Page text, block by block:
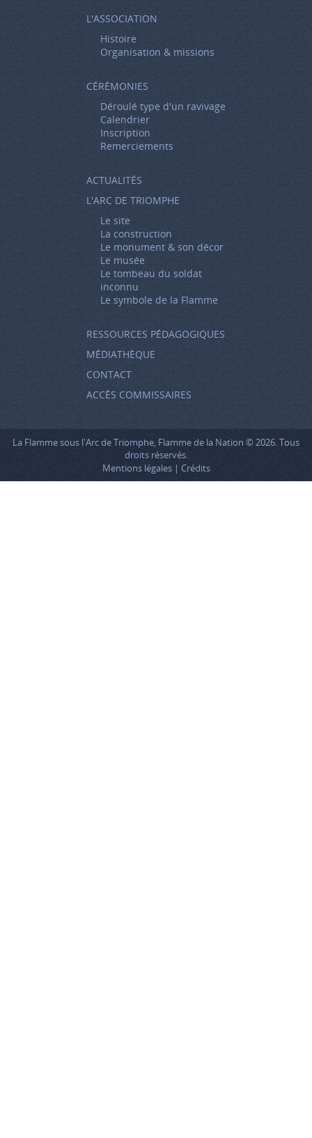
L'ASSOCIATION
Histoire
Organisation & missions
CÉRÉMONIES
Déroulé type d'un ravivage
Calendrier
Inscription
Remerciements
ACTUALITÉS
L'ARC DE TRIOMPHE
Le site
La construction
Le monument & son décor
Le musée
Le tombeau du soldat
inconnu
Le symbole de la Flamme
RESSOURCES PÉDAGOGIQUES
MÉDIATHÈQUE
CONTACT
ACCÈS COMMISSAIRES
La Flamme sous l'Arc de Triomphe, Flamme de la Nation © 2026. Tous
droits réservés.
Mentions légales
Crédits